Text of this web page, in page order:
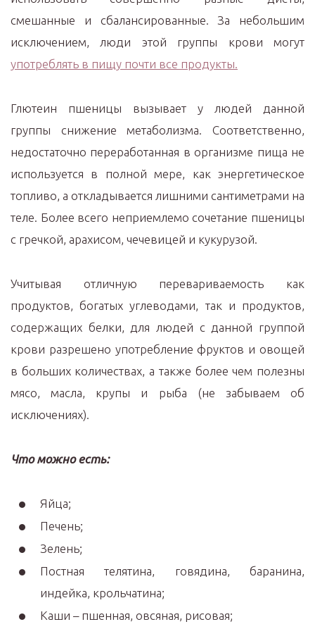
смешанные и сбалансированные. За небольшим
исключением, люди этой группы крови могут
употреблять в пищу почти все продукты.
Глютеин пшеницы вызывает у людей данной
группы снижение метаболизма. Соответственно,
недостаточно переработанная в организме пища не
используется в полной мере, как энергетическое
топливо, а откладывается лишними сантиметрами на
теле. Более всего неприемлемо сочетание пшеницы
с гречкой, арахисом, чечевицей и кукурузой.
Учитывая отличную перевариваемость как
продуктов, богатых углеводами, так и продуктов,
содержащих белки, для людей с данной группой
крови разрешено употребление фруктов и овощей
в больших количествах, а также более чем полезны
мясо, масла, крупы и рыба (не забываем об
исключениях).
Что можно есть:
Яйца;
Печень;
Зелень;
Постная телятина, говядина, баранина,
индейка, крольчатина;
Каши – пшенная, овсяная, рисовая;